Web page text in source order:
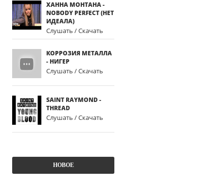
ХАННА МОНТАНА -
NOBODY PERFECT (НЕТ
ИДЕАЛА)
Слушать / Скачать
КОРРОЗИЯ МЕТАЛЛА
- НИГЕР
Слушать / Скачать
SAINT RAYMOND -
THREAD
Слушать / Скачать
НОВОЕ